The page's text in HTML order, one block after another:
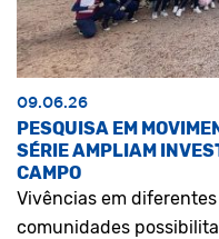
09.06.26
PESQUISA EM
SÉRIE AMPLIAM
CAMPO
Vivências em
comunidades